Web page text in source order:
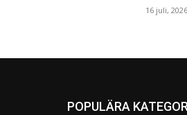
16 juli, 2026
POPULÄRA